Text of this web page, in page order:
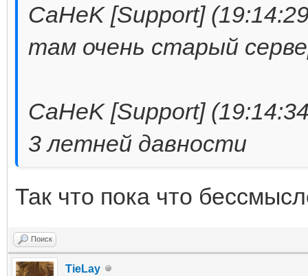
CaHeK [Support]
там очень старый
CaHeK [Support]
3 летней давности
Так что пока что
Поиск
TieLay